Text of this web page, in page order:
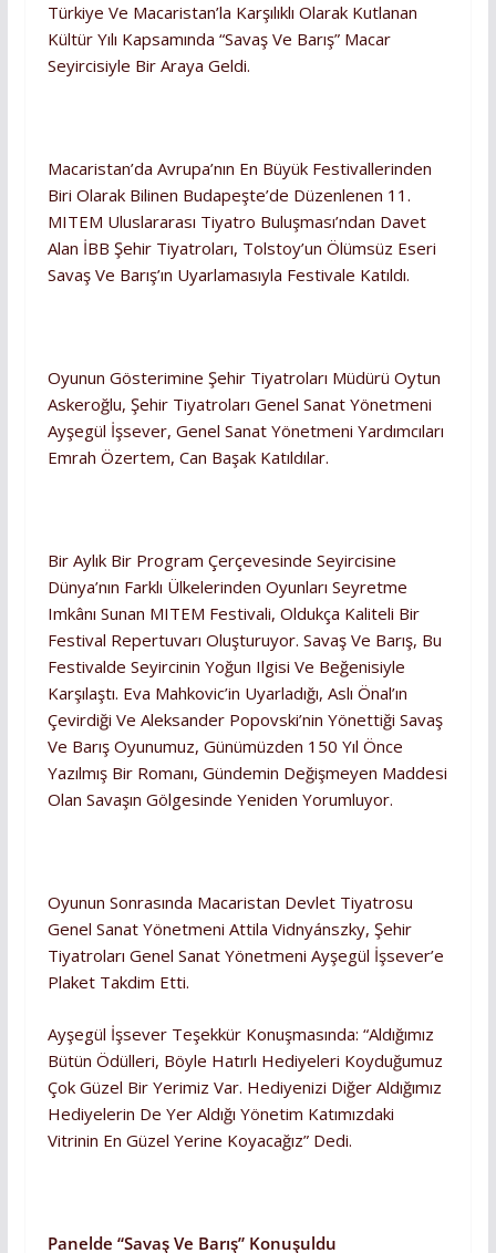
Türkiye Ve Macaristan’la Karşılıklı Olarak Kutlanan
Kültür Yılı Kapsamında “Savaş Ve Barış” Macar
Seyircisiyle Bir Araya Geldi.
Macaristan’da Avrupa’nın En Büyük Festivallerinden
Biri Olarak Bilinen Budapeşte’de Düzenlenen 11.
MITEM Uluslararası Tiyatro Buluşması’ndan Davet
Alan İBB Şehir Tiyatroları, Tolstoy’un Ölümsüz Eseri
Savaş Ve Barış’ın Uyarlamasıyla Festivale Katıldı.
Oyunun Gösterimine Şehir Tiyatroları Müdürü Oytun
Askeroğlu, Şehir Tiyatroları Genel Sanat Yönetmeni
Ayşegül İşsever, Genel Sanat Yönetmeni Yardımcıları
Emrah Özertem, Can Başak Katıldılar.
Bir Aylık Bir Program Çerçevesinde Seyircisine
Dünya’nın Farklı Ülkelerinden Oyunları Seyretme
Imkânı Sunan MITEM Festivali, Oldukça Kaliteli Bir
Festival Repertuvarı Oluşturuyor. Savaş Ve Barış, Bu
Festivalde Seyircinin Yoğun Ilgisi Ve Beğenisiyle
Karşılaştı. Eva Mahkovic’in Uyarladığı, Aslı Önal’ın
Çevirdiği Ve Aleksander Popovski’nin Yönettiği Savaş
Ve Barış Oyunumuz, Günümüzden 150 Yıl Önce
Yazılmış Bir Romanı, Gündemin Değişmeyen Maddesi
Olan Savaşın Gölgesinde Yeniden Yorumluyor.
Oyunun Sonrasında Macaristan Devlet Tiyatrosu
Genel Sanat Yönetmeni Attila Vidnyánszky, Şehir
Tiyatroları Genel Sanat Yönetmeni Ayşegül İşsever’e
Plaket Takdim Etti.
Ayşegül İşsever Teşekkür Konuşmasında: “Aldığımız
Bütün Ödülleri, Böyle Hatırlı Hediyeleri Koyduğumuz
Çok Güzel Bir Yerimiz Var. Hediyenizi Diğer Aldığımız
Hediyelerin De Yer Aldığı Yönetim Katımızdaki
Vitrinin En Güzel Yerine Koyacağız” Dedi.
Panelde “Savaş Ve Barış” Konuşuldu